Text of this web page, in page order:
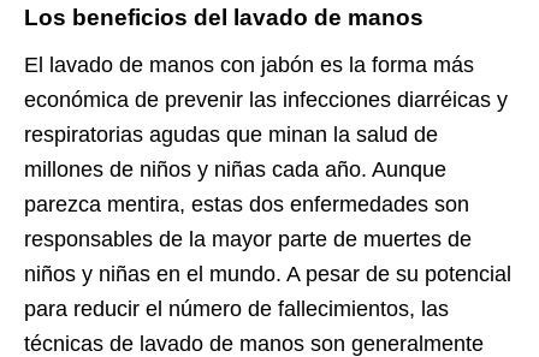
Los beneficios del lavado de manos
El lavado de manos con jabón es la forma más
económica de prevenir las infecciones diarréicas y
respiratorias agudas que minan la salud de
millones de niños y niñas cada año. Aunque
parezca mentira, estas dos enfermedades son
responsables de la mayor parte de muertes de
niños y niñas en el mundo. A pesar de su potencial
para reducir el número de fallecimientos, las
técnicas de lavado de manos son generalmente